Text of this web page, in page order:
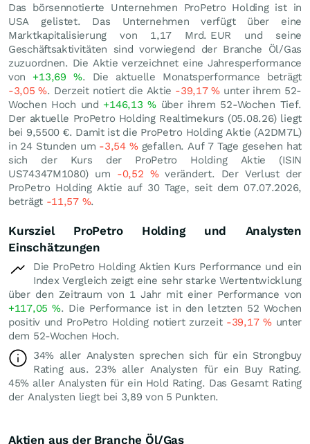
Das börsennotierte Unternehmen ProPetro Holding ist in
USA gelistet. Das Unternehmen verfügt über eine
Marktkapitalisierung von 1,17 Mrd. EUR und seine
Geschäftsaktivitäten sind vorwiegend der Branche Öl/Gas
zuzuordnen. Die Aktie verzeichnet eine Jahresperformance
von +13,69 %. Die aktuelle Monatsperformance beträgt
-3,05%. Derzeit notiert die Aktie -39,17%unter ihrem 52-
Wochen Hoch und +146,13%über ihrem 52-Wochen Tief.
Der aktuelle ProPetro Holding Realtimekurs (05.08.26) liegt
bei 9,5500 €. Damit ist die ProPetro Holding Aktie (A2DM7L)
in 24 Stunden um -3,54 %gefallen. Auf 7 Tage gesehen hat
sich der Kurs der ProPetro Holding Aktie (ISIN
US74347M1080) um -0,52 %verändert. Der Verlust der
ProPetro Holding Aktie auf 30 Tage, seit dem 07.07.2026,
beträgt -11,57 %.
Kursziel ProPetro Holding und Analysten
Einschätzungen
Die ProPetro Holding Aktien Kurs Performance und ein
Index Vergleich zeigt eine sehr starke Wertentwicklung
über den Zeitraum von 1 Jahr mit einer Performance von
+117,05%. Die Performance ist in den letzten 52 Wochen
positiv und ProPetro Holding notiert zurzeit -39,17%unter
dem 52-Wochen Hoch.
34% aller Analysten sprechen sich für ein Strongbuy
Rating aus. 23% aller Analysten für ein Buy Rating.
45% aller Analysten für ein Hold Rating. Das Gesamt Rating
der Analysten liegt bei 3,89 von 5 Punkten.
Aktien aus der Branche Öl/Gas